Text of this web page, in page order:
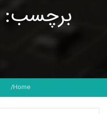
برچسب:
Home